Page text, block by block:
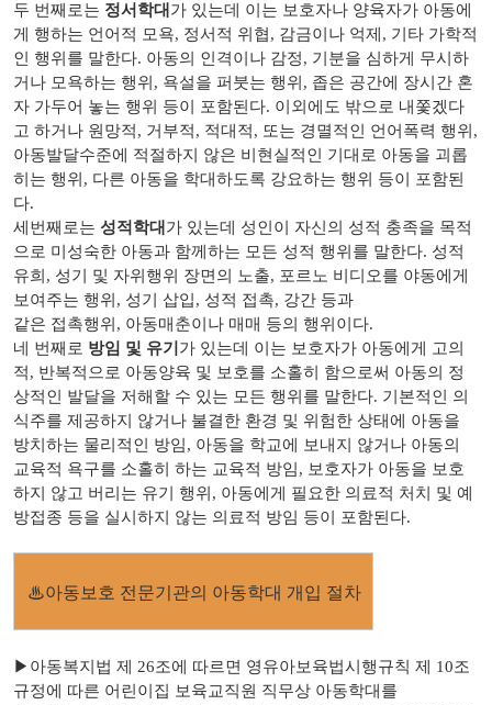
두 번째로는 정서학대 가 있는데 이는 보호자나 양육자가 아동에
게 행하는 언어적 모욕, 정서적 위협, 감금이나 억제, 기타 가학적
인 행위를 말한다. 아동의 인격이나 감정, 기분을 심하게 무시하
거나 모욕하는 행위, 욕설을 퍼붓는 행위, 좁은 공간에 장시간 혼
자 가두어 놓는 행위 등이 포함된다. 이외에도 밖으로 내쫓겠다
고 하거나 원망적, 거부적, 적대적, 또는 경멸적인 언어폭력 행위,
아동발달수준에 적절하지 않은 비현실적인 기대로 아동을 괴롭
히는 행위, 다른 아동을 학대하도록 강요하는 행위 등이 포함된
다.
세번째로는성적학대 가 있는데 성인이 자신의 성적 충족을 목적
으로 미성숙한 아동과 함께하는 모든 성적 행위를 말한다. 성적
유희, 성기 및 자위행위 장면의 노출, 포르노 비디오를 야동에게
보여주는 행위, 성기 삽입, 성적 접촉, 강간 등과
같은 접촉행위, 아동매춘이나 매매 등의 행위이다.
네 번째로 방임 및 유기 가 있는데 이는 보호자가 아동에게 고의
적, 반복적으로 아동양육 및 보호를 소홀히 함으로써 아동의 정
상적인 발달을 저해할 수 있는 모든 행위를 말한다. 기본적인 의
식주를 제공하지 않거나 불결한 환경 및 위험한 상태에 아동을
방치하는 물리적인 방임, 아동을 학교에 보내지 않거나 아동의
교육적 욕구를 소홀히 하는 교육적 방임, 보호자가 아동을 보호
하지 않고 버리는 유기 행위, 아동에게 필요한 의료적 처치 및 예
방접종 등을 실시하지 않는 의료적 방임 등이 포함된다.
♨아동보호 전문기관의 아동학대 개입 절차
​▶아동복지법 제 26조에 따르면 영유아보육법시행규칙 제 10조
규정에 따른 어린이집 보육교직원 직무상 아동학대를